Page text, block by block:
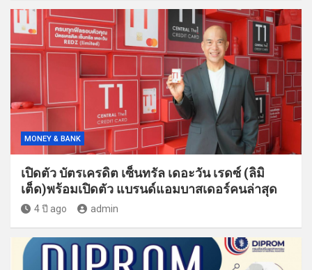
MONEY & BANK
เปิดตัว บัตรเครดิต เซ็นทรัล เดอะวัน เรดซ์ (ลิมิ
เต็ด)พร้อมเปิดตัว แบรนด์แอมบาสเดอร์คนล่าสุด
4 ปี ago admin